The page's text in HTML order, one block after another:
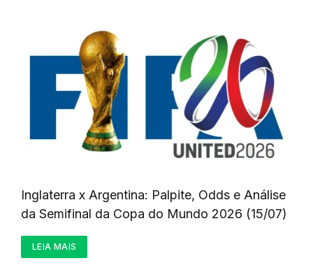
Inglaterra x Argentina: Palpite, Odds e Análise
da Semifinal da Copa do Mundo 2026 (15/07)
LEIA MAIS